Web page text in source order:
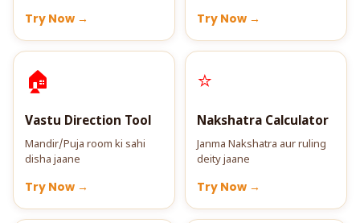
Try Now → Try Now →
🏠
Vastu Direction Tool
Mandir/Puja room ki sahi
disha jaane
Try Now →
⭐
Nakshatra Calculator
Janma Nakshatra aur ruling
deity jaane
Try Now →